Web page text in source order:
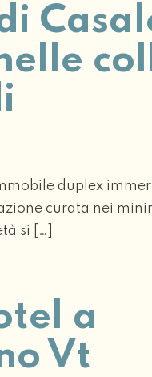
duplex
curata nei
si […]
a
Vt